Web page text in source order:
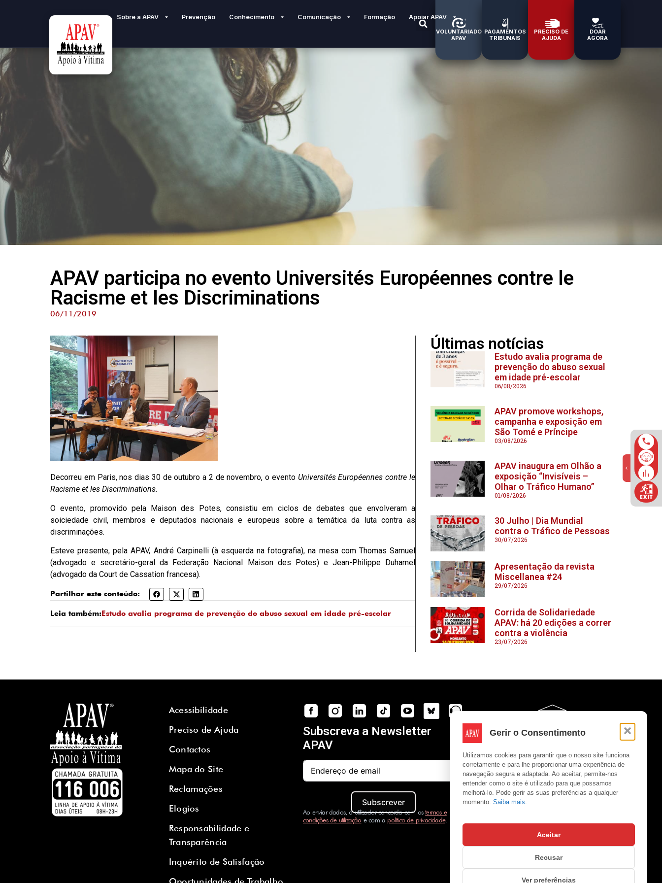
Gerir o Consentimento
Utilizamos cookies para garantir que o nosso site funciona
corretamente e para lhe proporcionar uma experiência de
navegação segura e adaptada. Ao aceitar, permite-nos
entender como o site é utilizado para que possamos
melhorá-lo. Pode gerir as suas preferências a qualquer
momento. Saiba mais.
Aceitar
Recusar
Ver preferências
Sobre a APAV Prevenção Conhecimento Comunicação Formação Apoiar APAV
VOLUNTARIADO
APAV
PAGAMENTOS
TRIBUNAIS
PRECISO DE
AJUDA
DOAR
AGORA
APAV participa no evento Universités Européennes contre le
Racisme et les Discriminations
06/11/2019
Decorreu em Paris, nos dias 30 de outubro a 2 de novembro, o evento Universités Européennes contre le
Racisme et les Discriminations.
O evento, promovido pela Maison des Potes, consistiu em ciclos de debates que envolveram a
soiciedade civil, membros e deputados nacionais e europeus sobre a temática da luta contra as
discriminações.
Esteve presente, pela APAV, André Carpinelli (à esquerda na fotografia), na mesa com Thomas Samuel
(advogado e secretário-geral da Federação Nacional Maison des Potes) e Jean-Philippe Duhamel
(advogado da Court de Cassation francesa).
Partilhar este conteúdo:
Leia também:Estudo avalia programa de prevenção do abuso sexual em idade pré-escolar
Últimas notícias
Estudo avalia programa de
prevenção do abuso sexual
em idade pré-escolar
06/08/2026
APAV promove workshops,
campanha e exposição em
São Tomé e Príncipe
03/08/2026
APAV inaugura em Olhão a
exposição “Invisíveis –
Olhar o Tráfico Humano”
01/08/2026
30 Julho | Dia Mundial
contra o Tráfico de Pessoas
30/07/2026
Apresentação da revista
Miscellanea #24
29/07/2026
Corrida de Solidariedade
APAV: há 20 edições a correr
contra a violência
23/07/2026
Acessibilidade
Preciso de Ajuda
Contactos
Mapa do Site
Reclamações
Elogios
Responsabilidade e
Transparência
Inquérito de Satisfação
Subscreva a Newsletter
APAV
Subscrever
Ao enviar dados, o utilizador concorda com ostermos e
condições de utilizaçãoe com a política de privacidade.
Copyright © APAV 2026